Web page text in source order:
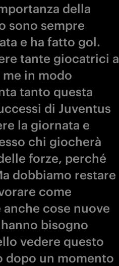
della
sono sempre
e ha fatto gol.
tante giocatrici a
in modo
tanto questa
di Juventus
la giornata e
chi giocherà
forze, perché
dobbiamo restare
come
cose nuove
bisogno
vedere questo
un momento